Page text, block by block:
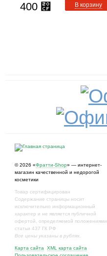
400 ⃏ В корзину
© 2026 «Фратти-Shop» — интернет-
магазин качественной и недорогой
косметики
Товар сертифицирован
Содержание страницы носит
исключительно информационный
характер и не является публичной
офертой, определяемой положениями
статьи 437 ГК РФ
Все цены указаны в рублях.
Карта сайта
XML карта сайта